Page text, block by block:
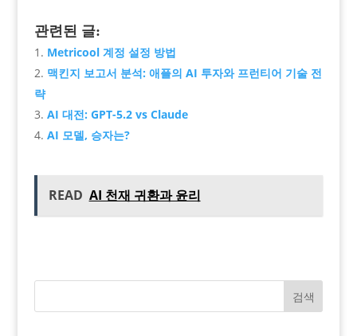
관련된 글:
Metricool 계정 설정 방법
맥킨지 보고서 분석: 애플의 AI 투자와 프런티어 기술 전
략
AI 대전: GPT-5.2 vs Claude
AI 모델, 승자는?
READ AI 천재 귀환과 윤리
검색